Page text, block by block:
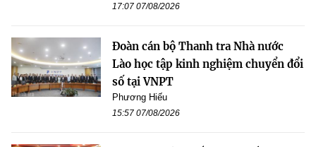
17:07 07/08/2026
Đoàn cán bộ Thanh tra Nhà nước
Lào học tập kinh nghiệm chuyển đổi
số tại VNPT
Phương Hiếu
15:57 07/08/2026